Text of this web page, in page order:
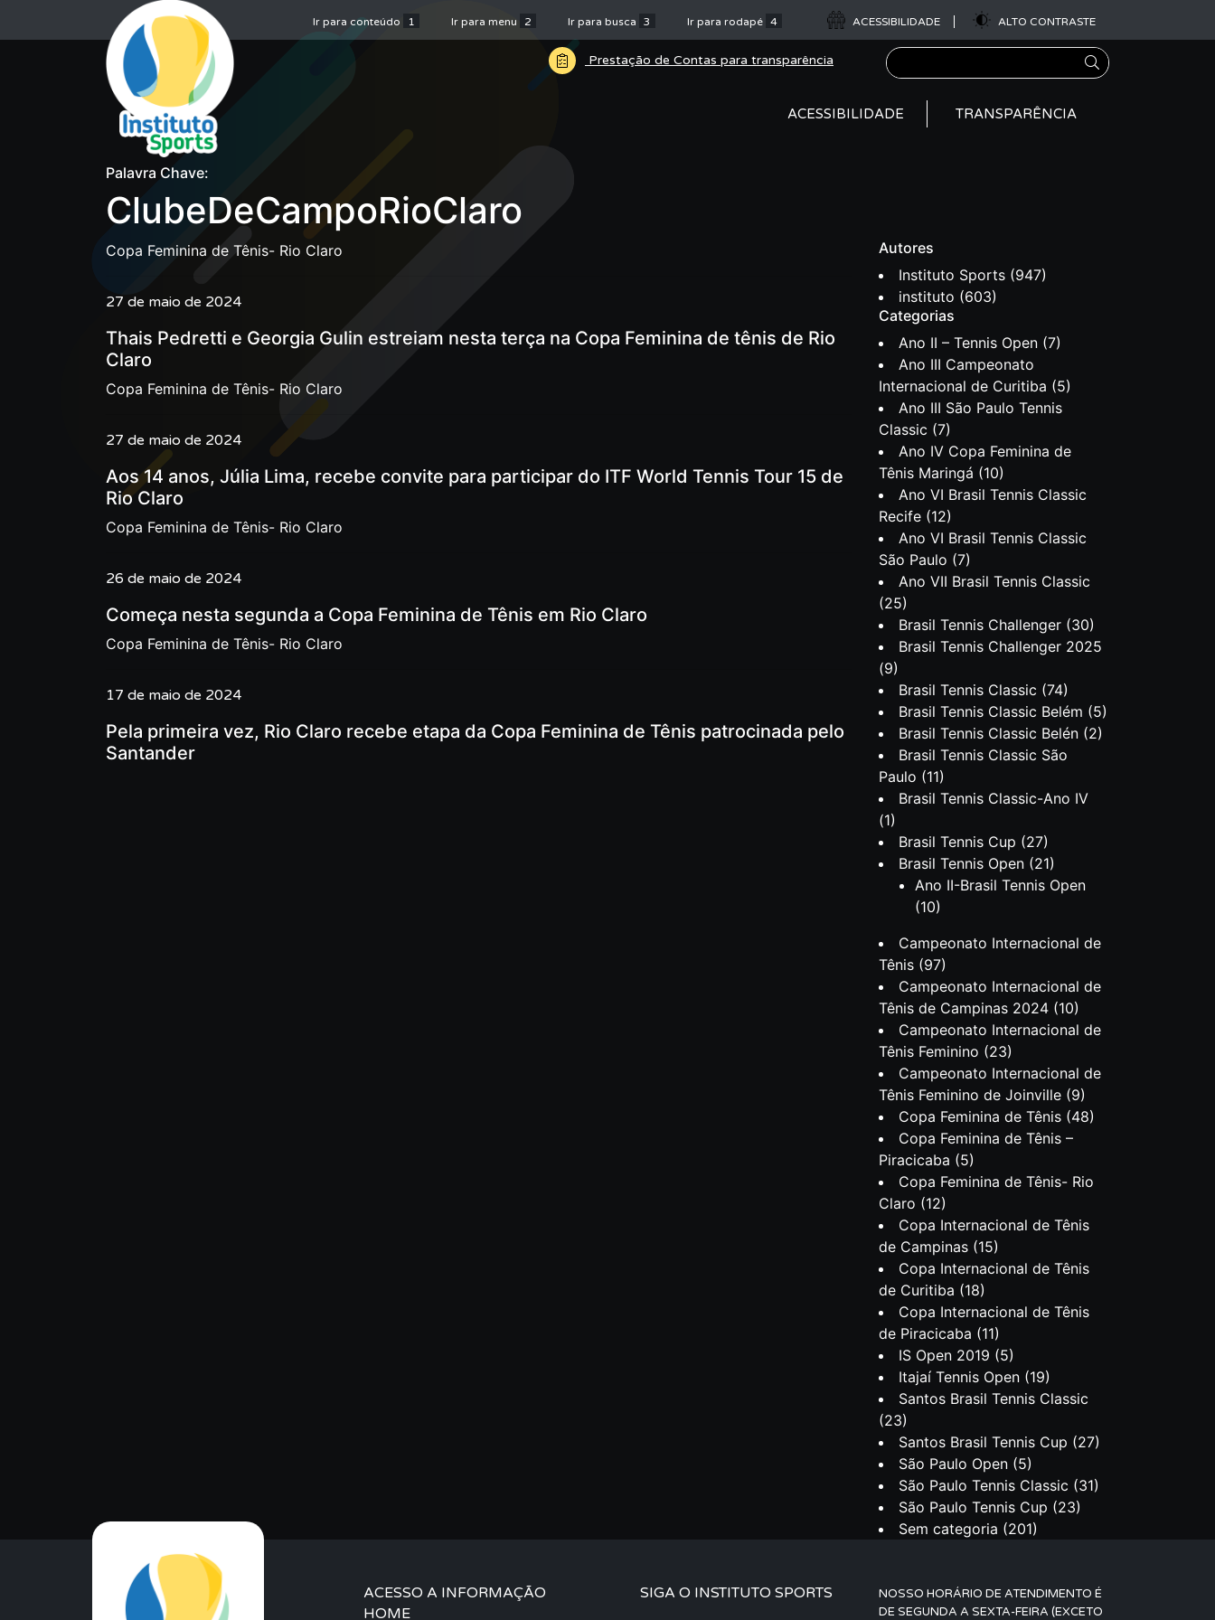
Ir para conteúdo 1 Ir para menu 2 Ir para busca 3 Ir para rodapé 4 ACESSIBILIDADE ALTO CONTRASTE
Prestação de Contas para transparência Pesquisar
ACESSIBILIDADE TRANSPARÊNCIA
Palavra Chave:
ClubeDeCampoRioClaro
Copa Feminina de Tênis- Rio Claro
27 de maio de 2024
Thais Pedretti e Georgia Gulin estreiam nesta terça na Copa Feminina de tênis de Rio
Claro
Copa Feminina de Tênis- Rio Claro
27 de maio de 2024
Aos 14 anos, Júlia Lima, recebe convite para participar do ITF World Tennis Tour 15 de
Rio Claro
Copa Feminina de Tênis- Rio Claro
26 de maio de 2024
Começa nesta segunda a Copa Feminina de Tênis em Rio Claro
Copa Feminina de Tênis- Rio Claro
17 de maio de 2024
Pela primeira vez, Rio Claro recebe etapa da Copa Feminina de Tênis patrocinada pelo
Santander
Autores
Instituto Sports (947)
instituto (603)
Categorias
Ano II – Tennis Open (7)
Ano III Campeonato
Internacional de Curitiba (5)
Ano III São Paulo Tennis
Classic (7)
Ano IV Copa Feminina de
Tênis Maringá (10)
Ano VI Brasil Tennis Classic
Recife (12)
Ano VI Brasil Tennis Classic
São Paulo (7)
Ano VII Brasil Tennis Classic
(25)
Brasil Tennis Challenger (30)
Brasil Tennis Challenger 2025
(9)
Brasil Tennis Classic (74)
Brasil Tennis Classic Belém (5)
Brasil Tennis Classic Belén (2)
Brasil Tennis Classic São
Paulo (11)
Brasil Tennis Classic-Ano IV
(1)
Brasil Tennis Cup (27)
Brasil Tennis Open (21)
Ano II-Brasil Tennis Open
(10)
Campeonato Internacional de
Tênis (97)
Campeonato Internacional de
Tênis de Campinas 2024 (10)
Campeonato Internacional de
Tênis Feminino (23)
Campeonato Internacional de
Tênis Feminino de Joinville (9)
Copa Feminina de Tênis (48)
Copa Feminina de Tênis –
Piracicaba (5)
Copa Feminina de Tênis- Rio
Claro (12)
Copa Internacional de Tênis
de Campinas (15)
Copa Internacional de Tênis
de Curitiba (18)
Copa Internacional de Tênis
de Piracicaba (11)
IS Open 2019 (5)
Itajaí Tennis Open (19)
Santos Brasil Tennis Classic
(23)
Santos Brasil Tennis Cup (27)
São Paulo Open (5)
São Paulo Tennis Classic (31)
São Paulo Tennis Cup (23)
Sem categoria (201)
ACESSO A INFORMAÇÃO
HOME
SIGA O INSTITUTO SPORTS
NOSSO HORÁRIO DE ATENDIMENTO É
DE SEGUNDA A SEXTA-FEIRA (EXCETO